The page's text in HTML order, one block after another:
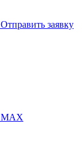
Отправить заявку
MAX